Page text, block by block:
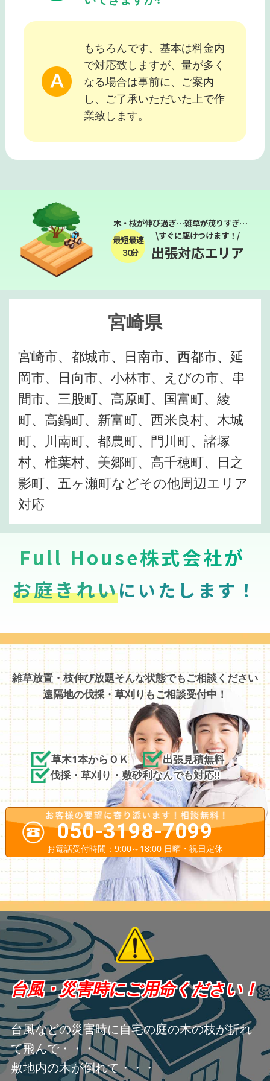
もちろんです。基本は料金内
で対応致しますが、量が多く
なる場合は事前に、ご案内
し、ご了承いただいた上で作
業致します。
木・枝が伸び過ぎ…雑草が茂りすぎ…
最短最速
３０分
\すぐに駆けつけます！/
出張対応エリア
宮崎県
宮崎市、都城市、日南市、西都市、延
岡市、日向市、小林市、えびの市、串
間市、三股町、高原町、国富町、綾
町、高鍋町、新富町、西米良村、木城
町、川南町、都農町、門川町、諸塚
村、椎葉村、美郷町、高千穂町、日之
影町、五ヶ瀬町などその他周辺エリア
対応
Full House株式会社が
お庭きれいにいたします！
雑草放置・枝伸び放題そんな状態でもご相談ください
遠隔地の伐採・草刈りもご相談受付中！
草木1本からＯＫ
出張見積無料
伐採・草刈り・敷砂利なんでも対応!!
050-3198-7099
お電話受付時間：9:00～18:00 日曜・祝日定休
台風・災害時にご用命ください！
台風などの災害時に自宅の庭の木の枝が折れ
て飛んで・・・
敷地内の木が倒れて・・・